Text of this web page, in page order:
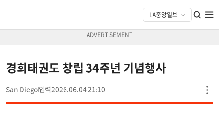
경희태권도 창립 34주년 기념행사
San Diego 2026.06.04 21:10